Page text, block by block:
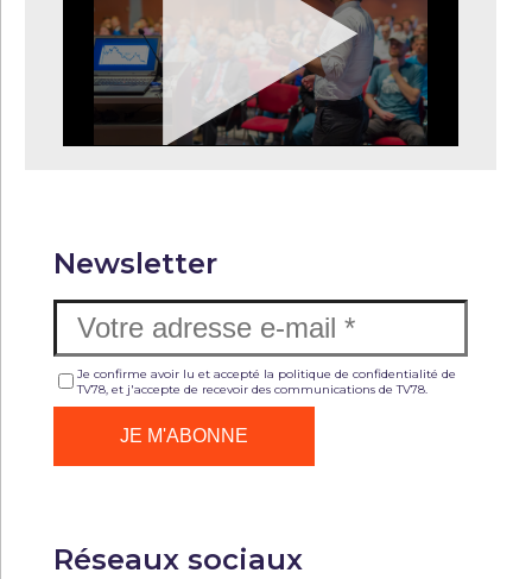
Newsletter
Je confirme avoir lu et accepté la politique de confidentialité de
TV78, et j'accepte de recevoir des communications de TV78.
Réseaux sociaux